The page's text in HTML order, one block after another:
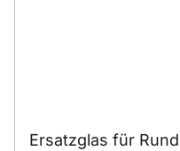
Ersatzglas für